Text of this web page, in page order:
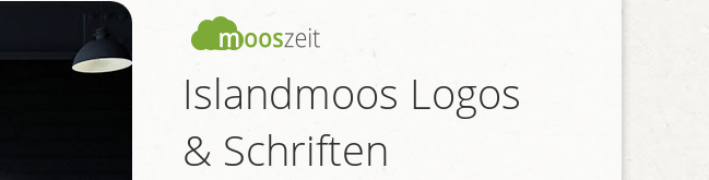
Islandmoos Logos
& Schriften